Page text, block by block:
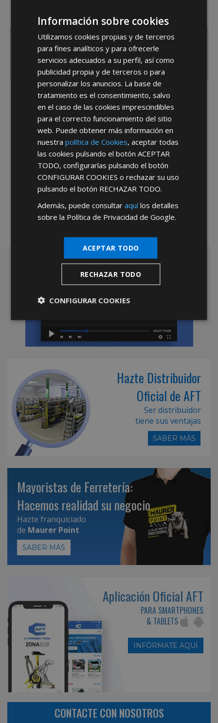
España
Portugal Otros
He leído y acepto laPolítica de Privacidad
*Abstenerse particulares, sólo venta a tiendas y empresas minoristas y
Hazte Distribuidor
Oficial de AFT
Ser distribuidor
tiene sus ventajas
SABER MÁS
Mayoristas de Ferretería:
Hacemos realidad su negocio
Hazte franquiciado
de Maurer Point
SABER MÁS
Aplicación Oficial AFT
PARA SMARTPHONES
& TABLETS
INFÓRMATE AQUÍ
CONTACTE CON NOSOTROS
Información sobre cookies
Utilizamos cookies propias y de terceros
para fines analíticos y para ofrecerle
servicios adecuados a su perfil, así como
publicidad propia y de terceros o para
personalizar los anuncios. La base de
tratamiento es el consentimiento, salvo
en el caso de las cookies imprescindibles
para el correcto funcionamiento del sitio
web. Puede obtener más información en
nuestrapolítica de Cookies, aceptar todas
las cookies pulsando el botónACEPTAR
TODO, configurarlas pulsando el botón
CONFIGURAR COOKIES o rechazar su uso
pulsando el botón RECHAZAR TODO.
Además, puede consultaraquílos detalles
sobre la Política de Privacidad de Google.
ACEPTAR TODO
RECHAZAR TODO
CONFIGURAR COOKIES